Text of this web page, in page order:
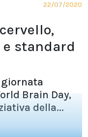
22/07/2020
standard
giornata
Brain Day,
della...